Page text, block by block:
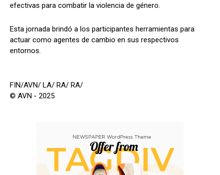
efectivas para combatir la violencia de género.
Esta jornada brindó a los participantes herramientas para
actuar como agentes de cambio en sus respectivos
entornos.
FIN/AVN/ LA/ RA/ RA/
© AVN - 2025